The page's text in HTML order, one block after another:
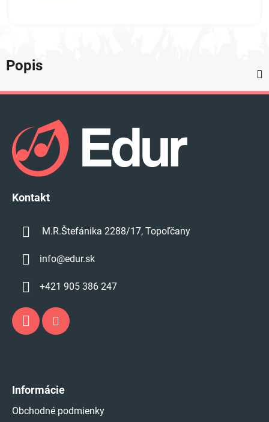
Popis
Kontakt
M.R.Štefánika 2288/17, Topoľčany
info@edur.sk
+421 905 386 247
Informácie
Obchodné podmienky